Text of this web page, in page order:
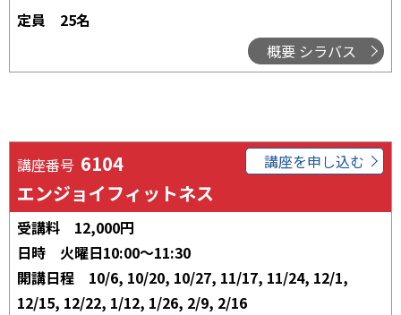
定員
25名
概要 シラバス
講座番号 6104
エンジョイフィットネス
講座を申し込む
受講料
12,000円
日時
火曜日10:00～11:30
開講日程
10/6, 10/20, 10/27, 11/17, 11/24, 12/1,
12/15, 12/22, 1/12, 1/26, 2/9, 2/16